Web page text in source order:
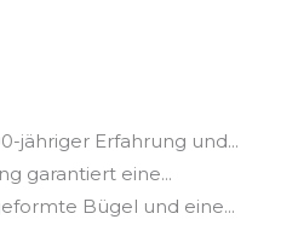
jähriger Erfahrung und...
garantiert eine...
Bügel und eine...